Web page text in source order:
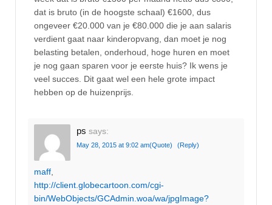
dat is bruto (in de hoogste schaal) €1600, dus
ongeveer €20.000 van je €80.000 die je aan salaris
verdient gaat naar kinderopvang, dan moet je nog
belasting betalen, onderhoud, hoge huren en moet
je nog gaan sparen voor je eerste huis? Ik wens je
veel succes. Dit gaat wel een hele grote impact
hebben op de huizenprijs.
ps says:
May 28, 2015 at 9:02 am(Quote) (Reply)
maff,
http://client.globecartoon.com/cgi-
bin/WebObjects/GCAdmin.woa/wa/jpgImage?